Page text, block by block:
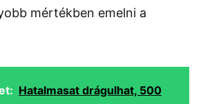
mértékben emelni a
Hatalmasat drágulhat, 500